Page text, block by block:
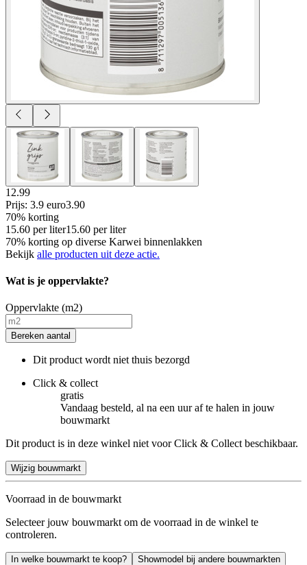
12.99
Prijs: 3.9 euro3.90
70% korting
15.60 per liter15.60 per liter
70% korting op diverse Karwei binnenlakken
Bekijk alle producten uit deze actie.
Wat is je oppervlakte?
Oppervlakte (m2)
Bereken aantal
Dit product wordt niet thuis bezorgd
Click & collect
gratis
Vandaag besteld, al na een uur af te halen in jouw
bouwmarkt
Dit product is in deze winkel niet voor Click & Collect beschikbaar.
Wijzig bouwmarkt
Voorraad in de bouwmarkt
Selecteer jouw bouwmarkt om de voorraad in de winkel te
controleren.
In welke bouwmarkt te koop? Showmodel bij andere bouwmarkten